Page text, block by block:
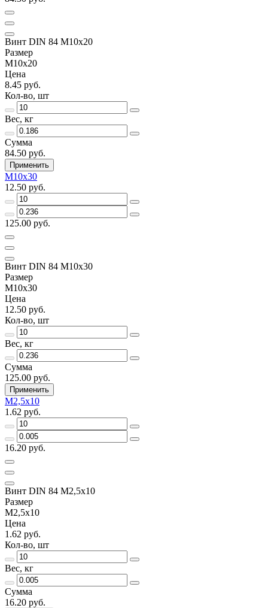
Винт DIN 84 М10х20
Размер
М10х20
Цена
8.45 руб.
Кол-во, шт
Вес, кг
Сумма
84.50 руб.
Применить
М10х30
12.50 руб.
125.00 руб.
Винт DIN 84 М10х30
Размер
М10х30
Цена
12.50 руб.
Кол-во, шт
Вес, кг
Сумма
125.00 руб.
Применить
М2,5х10
1.62 руб.
16.20 руб.
Винт DIN 84 М2,5х10
Размер
М2,5х10
Цена
1.62 руб.
Кол-во, шт
Вес, кг
Сумма
16.20 руб.